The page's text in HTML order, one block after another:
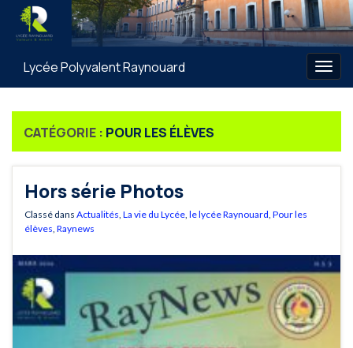
Lycée Polyvalent Raynouard
CATÉGORIE : POUR LES ÉLÈVES
Hors série Photos
Classé dans Actualités La vie du Lycée le lycée Raynouard Pour les
élèves Raynews